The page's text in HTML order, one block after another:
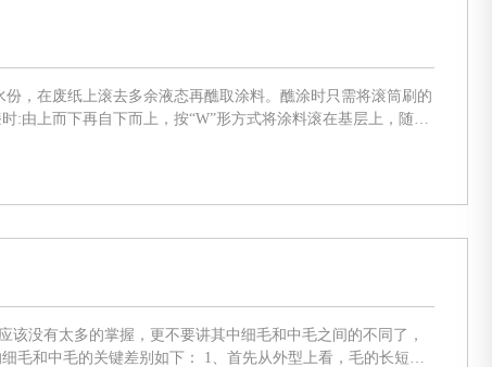
没有太多的掌握，更不要讲其中细毛和中毛之间的不同了，